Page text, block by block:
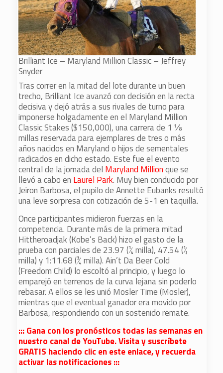
Brilliant Ice – Maryland Million Classic – Jeffrey
Snyder
Tras correr en la mitad del lote durante un buen
trecho, Brilliant Ice avanzó con decisión en la recta
decisiva y dejó atrás a sus rivales de turno para
imponerse holgadamente en el Maryland Million
Classic Stakes ($150,000), una carrera de 1 ⅛
millas reservada para ejemplares de tres o más
años nacidos en Maryland o hijos de sementales
radicados en dicho estado. Este fue el evento
central de la jornada del Maryland Millionque se
llevó a cabo en Laurel Park. Muy bien conducido por
Jeiron Barbosa, el pupilo de Annette Eubanks resultó
una leve sorpresa con cotización de 5-1 en taquilla.
Once participantes midieron fuerzas en la
competencia. Durante más de la primera mitad
Hittheroadjak (Kobe’s Back) hizo el gasto de la
prueba con parciales de 23.97 (¼ milla), 47.54 (½
milla) y 1:11.68 (¾ milla). Ain’t Da Beer Cold
(Freedom Child) lo escoltó al principio, y luego lo
emparejó en terrenos de la curva lejana sin poderlo
rebasar. A ellos se les unió Mosler Time (Mosler),
mientras que el eventual ganador era movido por
Barbosa, respondiendo con un sostenido remate.
::: Gana con los pronósticos todas las semanas en
nuestro canal de YouTube. Visita y suscríbete
GRATIS haciendo clic en este enlace, y recuerda
activar las notificaciones :::